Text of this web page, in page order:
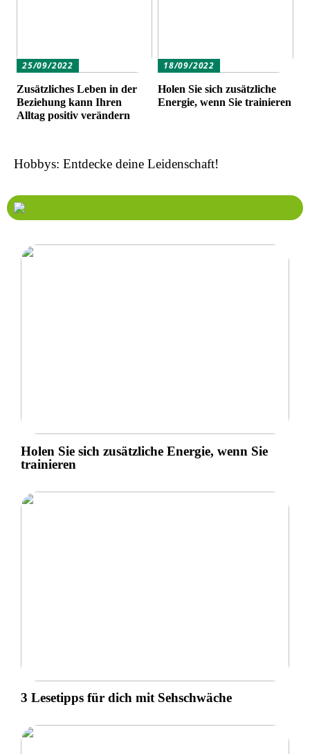
25/09/2022
Zusätzliches Leben in der
Beziehung kann Ihren
Alltag positiv verändern
18/09/2022
Holen Sie sich zusätzliche
Energie, wenn Sie trainieren
Hobbys: Entdecke deine Leidenschaft!
Holen Sie sich zusätzliche Energie, wenn Sie
trainieren
3 Lesetipps für dich mit Sehschwäche